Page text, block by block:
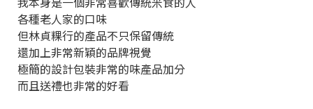
各種老人家的口味
但林貞粿行的產品不只保留傳統
還加上非常新穎的品牌視覺
極簡的設計包裝非常的味產品加分
而且送禮也非常的好看